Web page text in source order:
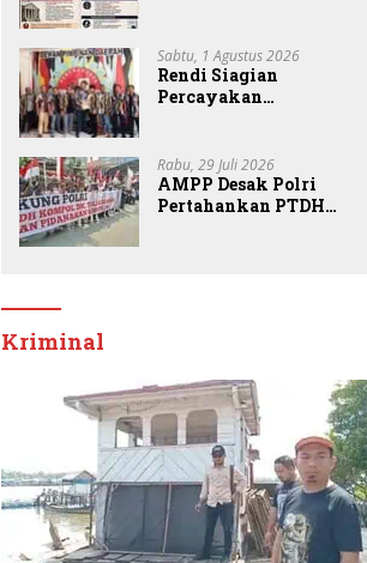
Group
Sabtu, 1 Agustus 2026
Rendi Siagian
Percayakan
Kota Medan kepada
Josef Sembiring
Rabu, 29 Juli 2026
AMPP Desak Polri
Pertahankan PTDH
Kriminal